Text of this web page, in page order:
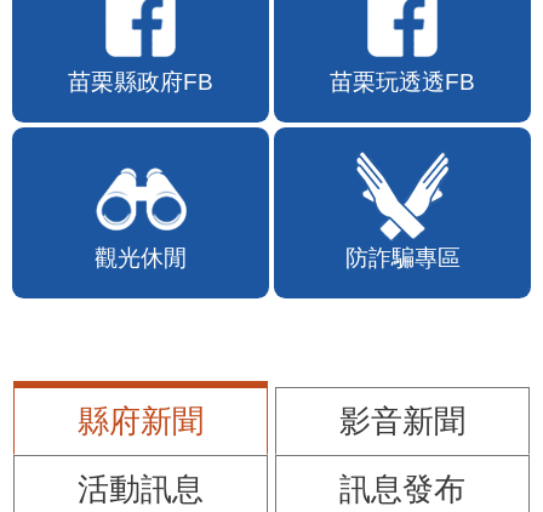
苗栗縣政府FB 苗栗玩透透FB
觀光休閒 防詐騙專區
縣府新聞
影音新聞
活動訊息
訊息發布